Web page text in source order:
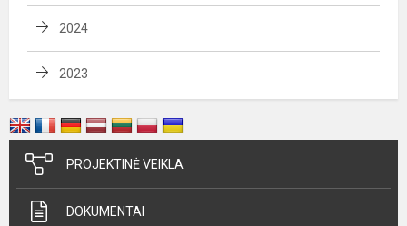
2024
2023
PROJEKTINĖ VEIKLA
DOKUMENTAI